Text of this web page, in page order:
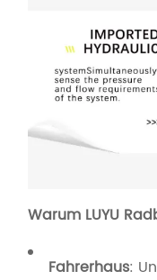
Warum LUYU
Fahrerhaus: